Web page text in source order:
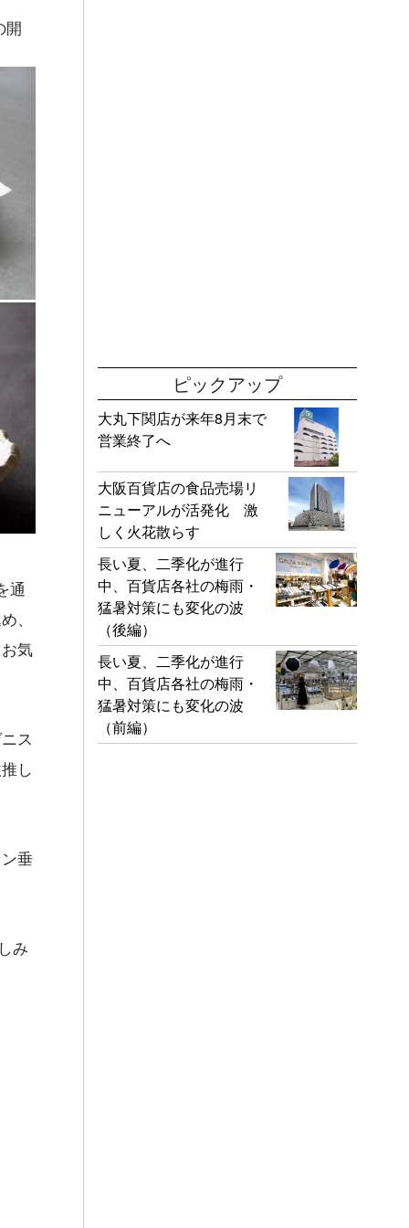
開
通
、
気
ス
し
垂
み
ピックアップ
大丸下関店が来年8月末で
営業終了へ
大阪百貨店の食品売場リ
ニューアルが活発化 激
しく火花散らす
長い夏、二季化が進行
中、百貨店各社の梅雨・
猛暑対策にも変化の波
（後編）
長い夏、二季化が進行
中、百貨店各社の梅雨・
猛暑対策にも変化の波
（前編）